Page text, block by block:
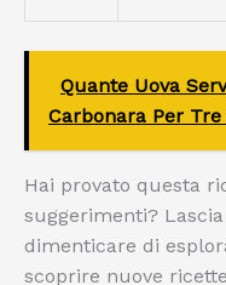
Quante Uova
Carbonara Per Tre
Hai provato questa
suggerimenti?
dimenticare di
scoprire nuove